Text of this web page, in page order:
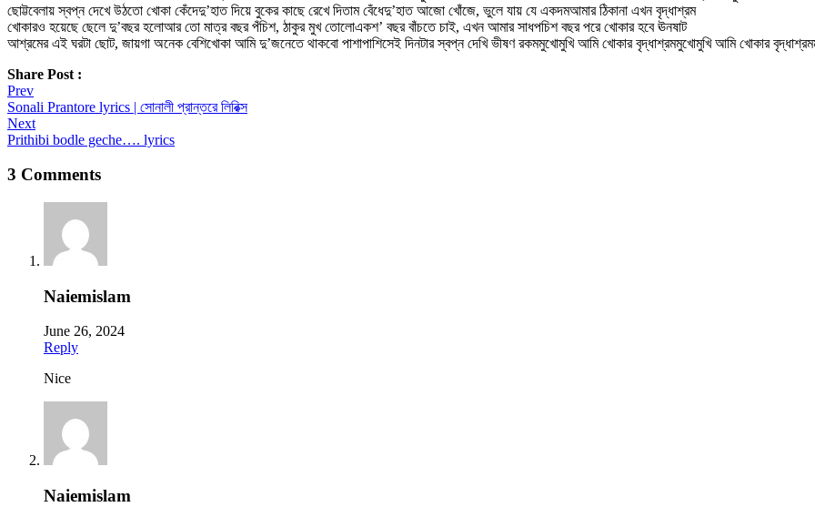
ছোট্টবেলায় স্বপ্ন দেখে উঠতো খোকা কেঁদেদু’হাত দিয়ে বুকের কাছে রেখে দিতাম বেঁধেদু’হাত আজো খোঁজে, ভুলে যায় যে একদমআমার ঠিকানা এখন বৃদ্ধাশ্রম
খোকারও হয়েছে ছেলে দু’বছর হলোআর তো মাত্র বছর পঁচিশ, ঠাকুর মুখ তোলোএকশ’ বছর বাঁচতে চাই, এখন আমার সাধপচিশ বছর পরে খোকার হবে ঊনষাট
আশ্রমের এই ঘরটা ছোট, জায়গা অনেক বেশিখোকা আমি দু’জনেতে থাকবো পাশাপাশিসেই দিনটার স্বপ্ন দেখি ভীষণ রকমমুখোমুখি আমি খোকার বৃদ্ধাশ্রমমুখোমুখি আমি খোকার
Share Post :
Post
navigation
Prev
Sonali Prantore lyrics | সোনালী প্রান্তরে লিরিক্স
Next
Prithibi bodle geche…. lyrics
3 Comments
Naiemislam
June 26, 2024
Reply
Nice
Naiemislam